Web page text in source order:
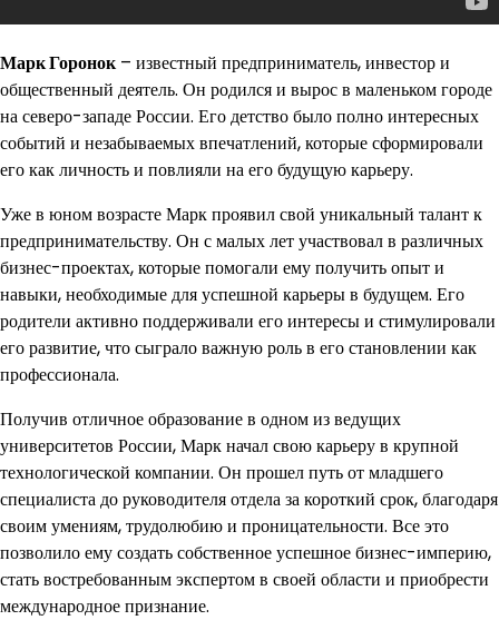
Марк Горонок– известный предприниматель, инвестор и
общественный деятель. Он родился и вырос в маленьком городе
на северо-западе России. Его детство было полно интересных
событий и незабываемых впечатлений, которые сформировали
его как личность и повлияли на его будущую карьеру.
Уже в юном возрасте Марк проявил свой уникальный талант к
предпринимательству. Он с малых лет участвовал в различных
бизнес-проектах, которые помогали ему получить опыт и
навыки, необходимые для успешной карьеры в будущем. Его
родители активно поддерживали его интересы и стимулировали
его развитие, что сыграло важную роль в его становлении как
профессионала.
Получив отличное образование в одном из ведущих
университетов России, Марк начал свою карьеру в крупной
технологической компании. Он прошел путь от младшего
специалиста до руководителя отдела за короткий срок, благодаря
своим умениям, трудолюбию и проницательности. Все это
позволило ему создать собственное успешное бизнес-империю,
стать востребованным экспертом в своей области и приобрести
международное признание.